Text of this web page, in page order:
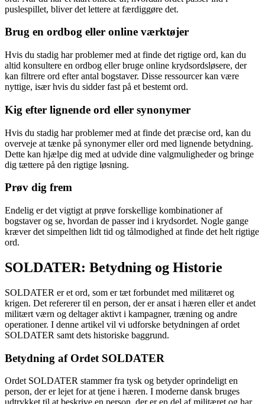
puslespillet, bliver det lettere at færdiggøre det.
Brug en ordbog eller online værktøjer
Hvis du stadig har problemer med at finde det rigtige ord, kan du
altid konsultere en ordbog eller bruge online krydsordsløsere, der
kan filtrere ord efter antal bogstaver. Disse ressourcer kan være
nyttige, især hvis du sidder fast på et bestemt ord.
Kig efter lignende ord eller synonymer
Hvis du stadig har problemer med at finde det præcise ord, kan du
overveje at tænke på synonymer eller ord med lignende betydning.
Dette kan hjælpe dig med at udvide dine valgmuligheder og bringe
dig tættere på den rigtige løsning.
Prøv dig frem
Endelig er det vigtigt at prøve forskellige kombinationer af
bogstaver og se, hvordan de passer ind i krydsordet. Nogle gange
kræver det simpelthen lidt tid og tålmodighed at finde det helt rigtige
ord.
SOLDATER: Betydning og Historie
SOLDATER er et ord, som er tæt forbundet med militæret og
krigen. Det refererer til en person, der er ansat i hæren eller et andet
militært værn og deltager aktivt i kampagner, træning og andre
operationer. I denne artikel vil vi udforske betydningen af ordet
SOLDATER samt dets historiske baggrund.
Betydning af Ordet SOLDATER
Ordet SOLDATER stammer fra tysk og betyder oprindeligt en
person, der er lejet for at tjene i hæren. I moderne dansk bruges